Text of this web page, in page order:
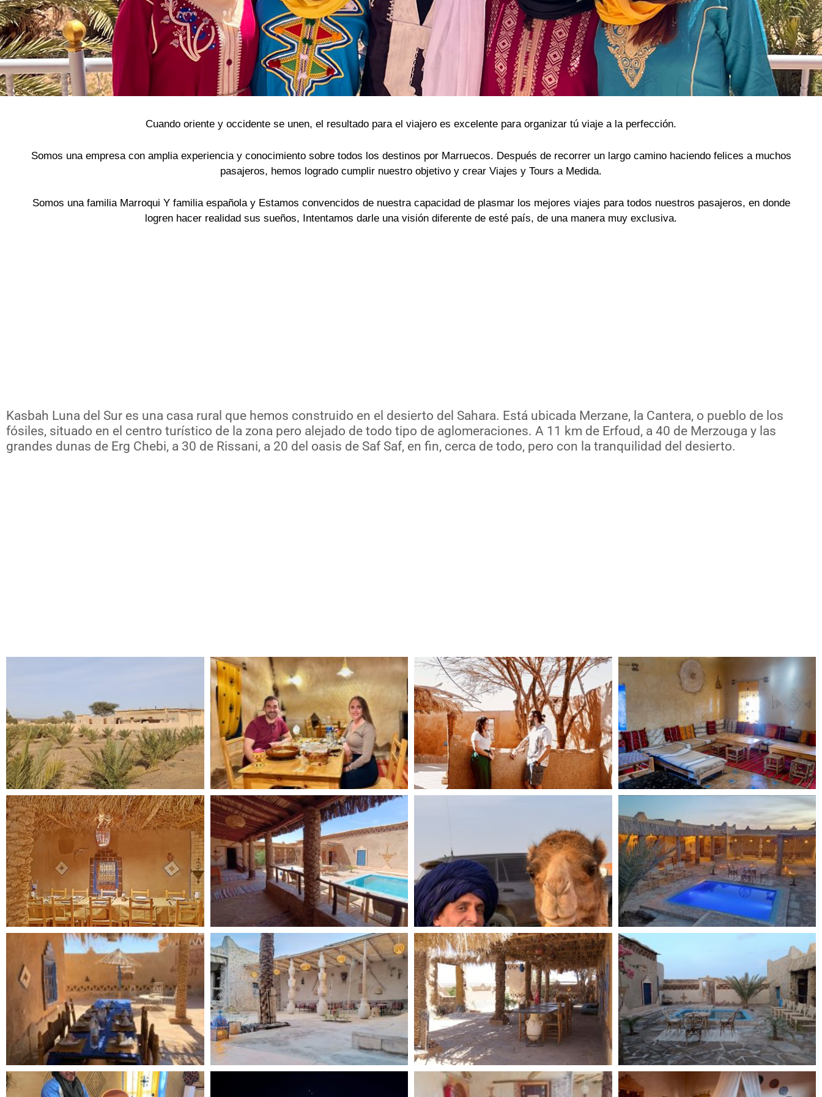
Quiénes Somos
Cuando oriente y occidente se unen, el resultado para el viajero es excelente para organizar tú viaje a la perfección.
Somos una empresa con amplia experiencia y conocimiento sobre todos los destinos por Marruecos. Después de recorrer un largo camino haciendo felices a muchos
pasajeros, hemos logrado cumplir nuestro objetivo y crear Viajes y Tours a Medida.
Somos una familia Marroqui Y familia española y Estamos convencidos de nuestra capacidad de plasmar los mejores viajes para todos nuestros pasajeros, en donde
logren hacer realidad sus sueños, Intentamos darle una visión diferente de esté país, de una manera muy exclusiva.
Kasbah Luna del Sur es una casa rural que hemos construido en el desierto del Sahara. Está ubicada Merzane, la Cantera, o pueblo de los
fósiles, situado en el centro turístico de la zona pero alejado de todo tipo de aglomeraciones. A 11 km de Erfoud, a 40 de Merzouga y las
grandes dunas de Erg Chebi, a 30 de Rissani, a 20 del oasis de Saf Saf, en fin, cerca de todo, pero con la tranquilidad del desierto.